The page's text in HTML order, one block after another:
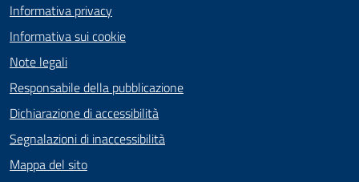
Informativa privacy
Informativa sui cookie
Note legali
Responsabile della pubblicazione
Dichiarazione di accessibilità
Segnalazioni di inaccessibilità
Mappa del sito